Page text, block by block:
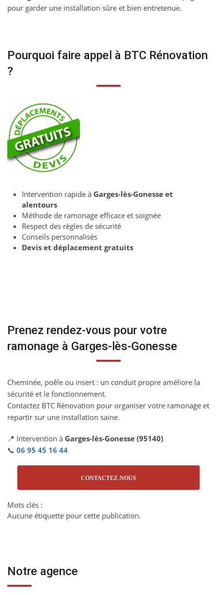
pour garder une installation sûre et bien entretenue.
Pourquoi faire appel à BTC Rénovation
?
Intervention rapide à Garges-lès-Gonesse et
alentours
Méthode de ramonage efficace et soignée
Respect des règles de sécurité
Conseils personnalisés
Devis et déplacement gratuits
Prenez rendez-vous pour votre
ramonage à Garges-lès-Gonesse
Cheminée, poêle ou insert : un conduit propre améliore la
sécurité et le fonctionnement.
Contactez BTC Rénovation pour organiser votre ramonage et
repartir sur une installation saine.
📍 Intervention à Garges-lès-Gonesse (95140)
📞 06 95 45 16 44
CONTACTEZ-NOUS
Mots clés :
Aucune étiquette pour cette publication.
Notre agence